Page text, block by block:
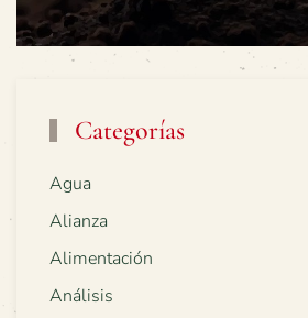
Categorías
Agua
Alianza
Alimentación
Análisis